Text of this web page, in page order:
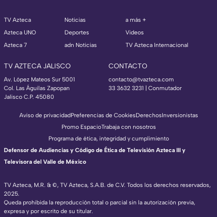
TV Azteca
Azteca UNO
Azteca 7
Noticias
Deportes
adn Noticias
a más +
Videos
TV Azteca Internacional
TV AZTECA JALISCO
Av. López Mateos Sur 5001
Col. Las Águilas Zapopan
Jalisco C.P. 45080
CONTACTO
contacto@tvazteca.com
33 3632 3231 | Conmutador
TV Azteca, M.R. & ©, TV Azteca, S.A.B. de C.V. Todos los derechos reservados,
2025.
Queda prohibida la reproducción total o parcial sin la autorización previa,
expresa y por escrito de su titular.
Aviso de privacidadPreferencias de CookiesDerechosInversionistas
Promo EspacioTrabaja con nosotros
Programa de ética, integridad y cumplimiento
Defensor de Audiencias y Código de Ética de Televisión Azteca III y
Televisora del Valle de México